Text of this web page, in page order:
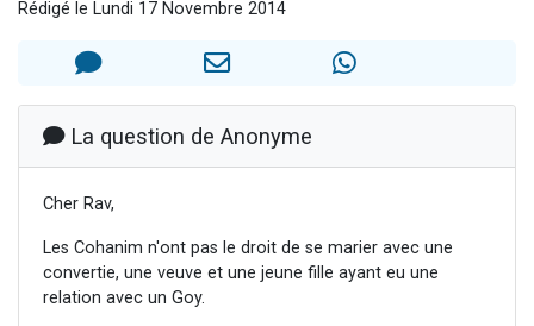
Il reste 49 places pour étudier en groupe sur Zoom
Nathaniel vient de donner son Maasser
4 personnes viennent de nous rejoindre sur WhatsApp
Rédigé le Lundi 17 Novembre 2014
La question de Anonyme
Cher Rav,
Les Cohanim n'ont pas le droit de se marier avec une
convertie, une veuve et une jeune fille ayant eu une
relation avec un Goy.